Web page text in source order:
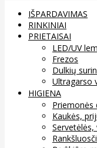
IŠPARDAVIMAS
RINKINIAI
PRIETAISAI
LED/UV
Frezos
Dulkių
Ultragarso
HIGIENA
Priemonės
Kaukės,
Servetėlės,